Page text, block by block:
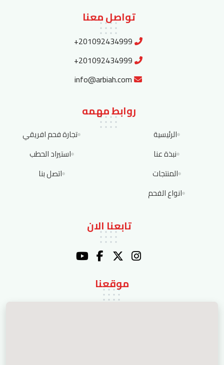
تواصل معنا
+201092434999
+201092434999
info@arbiah.com
روابط مهمه
الرئيسية
نبذة عنا
المنتجات
انواع الفحم
تجارة فحم افريقي
استيراد الحطب
اتصل بنا
تابعنا الان
موقعنا